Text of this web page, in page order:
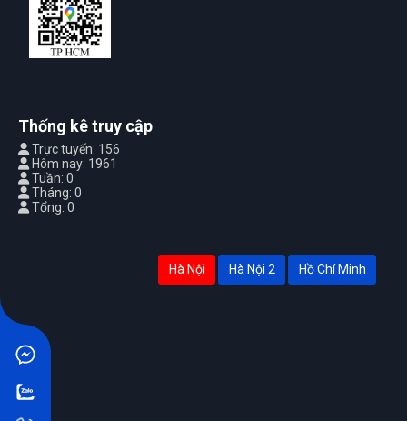
Thống kê truy cập
Trực tuyến: 156
Hôm nay: 1961
Tuần: 0
Tháng: 0
Tổng: 0
Hà Nội Hà Nội 2 Hồ Chí Minh